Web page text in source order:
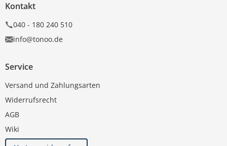
Kontakt
040 - 180 240 510
info@tonoo.de
Service
Versand und Zahlungsarten
Widerrufsrecht
AGB
Wiki